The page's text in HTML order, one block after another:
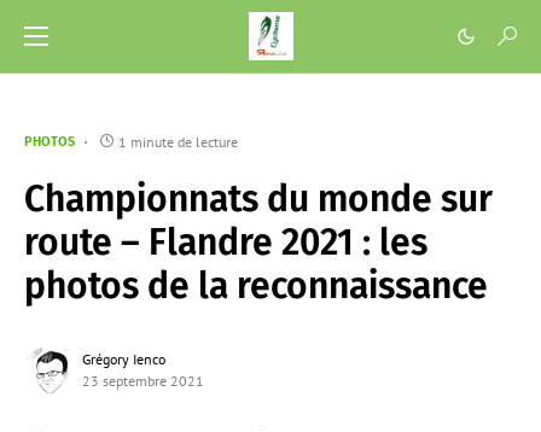
PHOTOS 1 minute de lecture
Championnats du monde sur
route – Flandre 2021 : les
photos de la reconnaissance
Grégory Ienco
23 septembre 2021